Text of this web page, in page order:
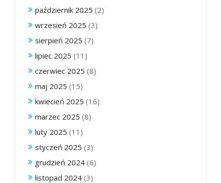
październik 2025 (2)
wrzesień 2025 (3)
sierpień 2025 (7)
lipiec 2025 (11)
czerwiec 2025 (8)
maj 2025 (15)
kwiecień 2025 (16)
marzec 2025 (8)
luty 2025 (11)
styczeń 2025 (3)
grudzień 2024 (6)
listopad 2024 (3)